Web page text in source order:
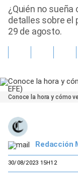
Tendencias Mix
Sports
¿Quién no sueña
detalles sobre el
29 de agosto.
Conoce la hora y cómo
Redacción
30/08/2023 15H12